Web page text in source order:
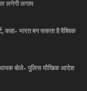
लगेगी लगाम
कहा- भारत बन सकता है वैश्विक
बोले- पुलिस मौखिक आदेश